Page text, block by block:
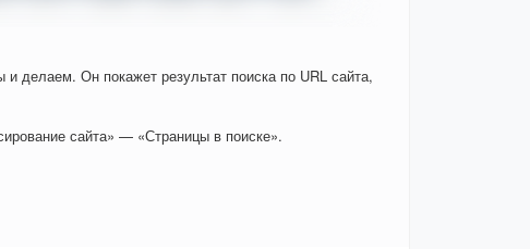
и делаем. Он покажет результат поиска по URL сайта,
сайта» — «Страницы в поиске».